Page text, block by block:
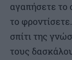
αγαπήσετε το
το
σπίτι της
τους